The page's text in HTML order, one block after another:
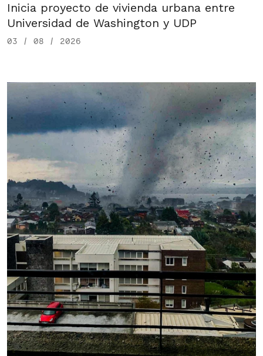
Inicia proyecto de vivienda urbana entre
Universidad de Washington y UDP
03 / 08 / 2026